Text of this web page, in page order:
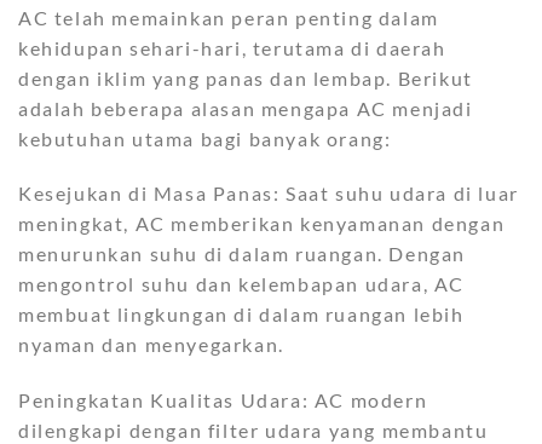
AC telah memainkan peran penting dalam
kehidupan sehari-hari, terutama di daerah
dengan iklim yang panas dan lembap. Berikut
adalah beberapa alasan mengapa AC menjadi
kebutuhan utama bagi banyak orang:
Kesejukan di Masa Panas: Saat suhu udara di luar
meningkat, AC memberikan kenyamanan dengan
menurunkan suhu di dalam ruangan. Dengan
mengontrol suhu dan kelembapan udara, AC
membuat lingkungan di dalam ruangan lebih
nyaman dan menyegarkan.
Peningkatan Kualitas Udara: AC modern
dilengkapi dengan filter udara yang membantu